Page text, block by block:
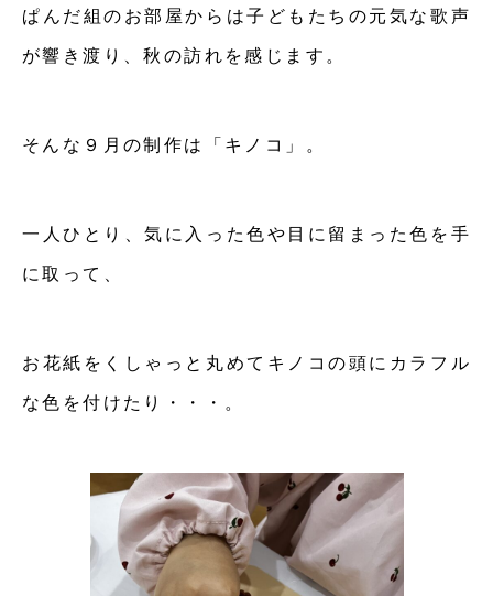
ぱんだ組のお部屋からは子どもたちの元気な歌声
が響き渡り、秋の訪れを感じます。
そんな９月の制作は「キノコ」。
一人ひとり、気に入った色や目に留まった色を手
に取って、
お花紙をくしゃっと丸めてキノコの頭にカラフル
な色を付けたり・・・。